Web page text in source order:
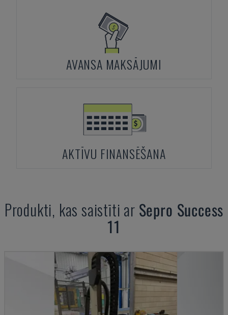
AVANSA MAKSĀJUMI
AKTĪVU FINANSĒŠANA
Produkti, kas saistīti ar Sepro Success
11